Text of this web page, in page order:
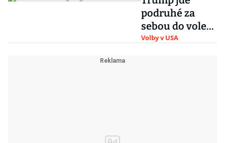
podruhé za
sebou do voleb
v roli outsidera.
Volby v USA